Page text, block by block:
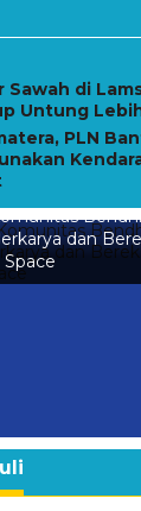
Sawah di
Untung
PLN
dan
Space